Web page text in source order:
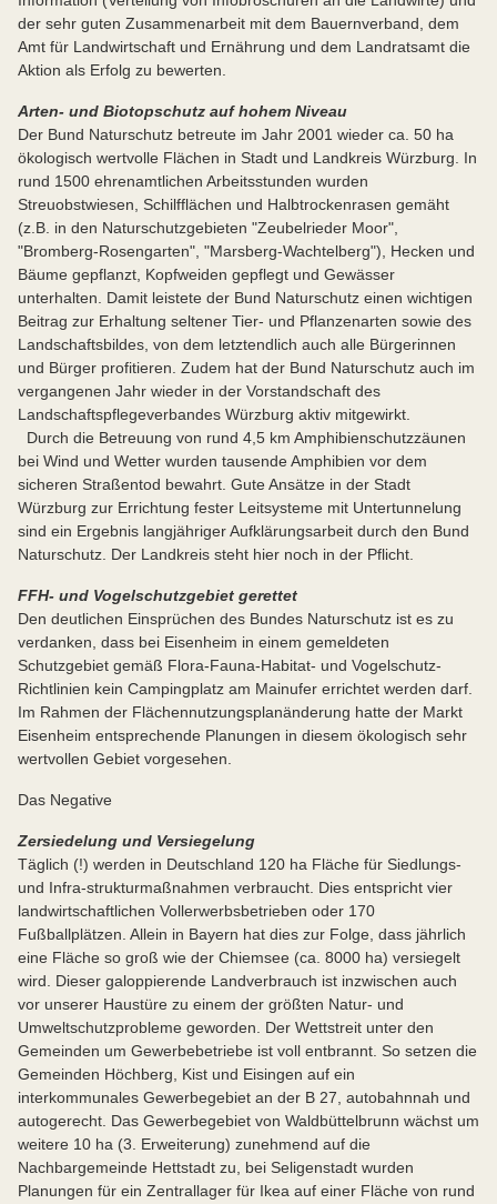
der sehr guten Zusammenarbeit mit dem Bauernverband, dem
Amt für Landwirtschaft und Ernährung und dem Landratsamt die
Aktion als Erfolg zu bewerten.
Arten- und Biotopschutz auf hohem Niveau
Der Bund Naturschutz betreute im Jahr 2001 wieder ca. 50 ha
ökologisch wertvolle Flächen in Stadt und Landkreis Würzburg. In
rund 1500 ehrenamtlichen Arbeitsstunden wurden
Streuobstwiesen, Schilfflächen und Halbtrockenrasen gemäht
(z.B. in den Naturschutzgebieten "Zeubelrieder Moor",
"Bromberg-Rosengarten", "Marsberg-Wachtelberg"), Hecken und
Bäume gepflanzt, Kopfweiden gepflegt und Gewässer
unterhalten. Damit leistete der Bund Naturschutz einen wichtigen
Beitrag zur Erhaltung seltener Tier- und Pflanzenarten sowie des
Landschaftsbildes, von dem letztendlich auch alle Bürgerinnen
und Bürger profitieren. Zudem hat der Bund Naturschutz auch im
vergangenen Jahr wieder in der Vorstandschaft des
Landschaftspflegeverbandes Würzburg aktiv mitgewirkt.
Durch die Betreuung von rund 4,5 km Amphibienschutzzäunen
bei Wind und Wetter wurden tausende Amphibien vor dem
sicheren Straßentod bewahrt. Gute Ansätze in der Stadt
Würzburg zur Errichtung fester Leitsysteme mit Untertunnelung
sind ein Ergebnis langjähriger Aufklärungsarbeit durch den Bund
Naturschutz. Der Landkreis steht hier noch in der Pflicht.
FFH- und Vogelschutzgebiet gerettet
Den deutlichen Einsprüchen des Bundes Naturschutz ist es zu
verdanken, dass bei Eisenheim in einem gemeldeten
Schutzgebiet gemäß Flora-Fauna-Habitat- und Vogelschutz-
Richtlinien kein Campingplatz am Mainufer errichtet werden darf.
Im Rahmen der Flächennutzungsplanänderung hatte der Markt
Eisenheim entsprechende Planungen in diesem ökologisch sehr
wertvollen Gebiet vorgesehen.
Das Negative
Zersiedelung und Versiegelung
Täglich (!) werden in Deutschland 120 ha Fläche für Siedlungs-
und Infra-strukturmaßnahmen verbraucht. Dies entspricht vier
landwirtschaftlichen Vollerwerbsbetrieben oder 170
Fußballplätzen. Allein in Bayern hat dies zur Folge, dass jährlich
eine Fläche so groß wie der Chiemsee (ca. 8000 ha) versiegelt
wird. Dieser galoppierende Landverbrauch ist inzwischen auch
vor unserer Haustüre zu einem der größten Natur- und
Umweltschutzprobleme geworden. Der Wettstreit unter den
Gemeinden um Gewerbebetriebe ist voll entbrannt. So setzen die
Gemeinden Höchberg, Kist und Eisingen auf ein
interkommunales Gewerbegebiet an der B 27, autobahnnah und
autogerecht. Das Gewerbegebiet von Waldbüttelbrunn wächst um
weitere 10 ha (3. Erweiterung) zunehmend auf die
Nachbargemeinde Hettstadt zu, bei Seligenstadt wurden
Planungen für ein Zentrallager für Ikea auf einer Fläche von rund